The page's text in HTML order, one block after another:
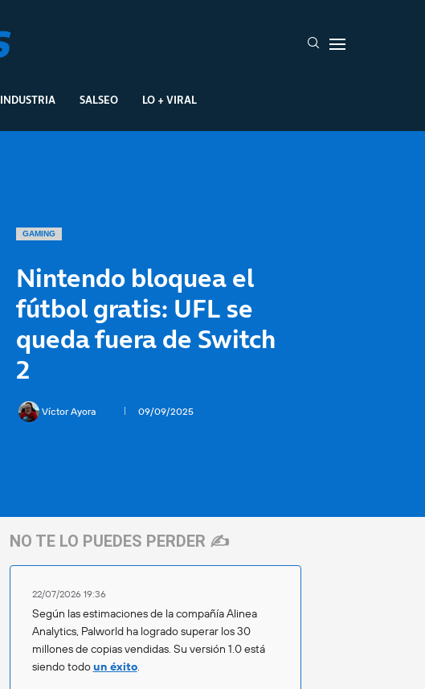
INDUSTRIA SALSEO LO + VIRAL
GAMING
Nintendo bloquea el
fútbol gratis: UFL se
queda fuera de Switch
2
Víctor Ayora 09/09/2025
NO TE LO PUEDES PERDER ✍️
22/07/2026 19:36
Según las estimaciones de la compañía Alinea
Analytics, Palworld ha logrado superar los 30
millones de copias vendidas. Su versión 1.0 está
siendo todoun éxito.